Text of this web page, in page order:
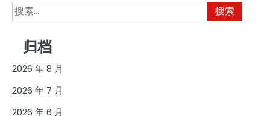
搜
索：
归档
2026 年 8 月
2026 年 7 月
2026 年 6 月